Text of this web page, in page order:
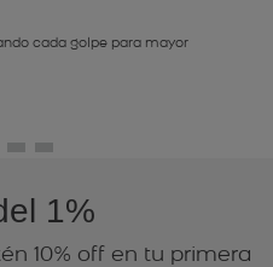
cada golpe para mayor
1%
10% off en tu primera